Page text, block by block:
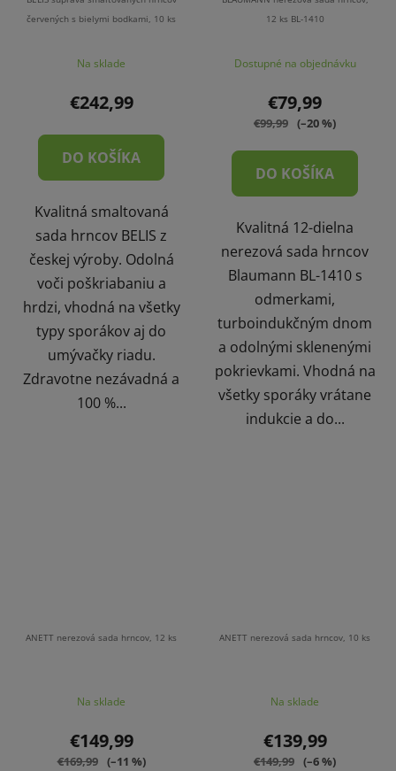
červených s bielymi bodkami, 10 ks
Na sklade
€242,99
DO KOŠÍKA
Kvalitná smaltovaná
sada hrncov BELIS z
českej výroby. Odolná
voči poškriabaniu a
hrdzi, vhodná na všetky
typy sporákov aj do
umývačky riadu.
Zdravotne nezávadná a
100 %...
12 ks BL-1410
Dostupné na objednávku
€79,99
€99,99 (–20 %)
DO KOŠÍKA
Kvalitná 12-dielna
nerezová sada hrncov
Blaumann BL-1410 s
odmerkami,
turboindukčným dnom
a odolnými sklenenými
pokrievkami. Vhodná na
všetky sporáky vrátane
indukcie a do...
ANETT nerezová sada hrncov, 12 ks
Na sklade
€149,99
€169,99 (–11 %)
ANETT nerezová sada hrncov, 10 ks
Na sklade
€139,99
€149,99 (–6 %)